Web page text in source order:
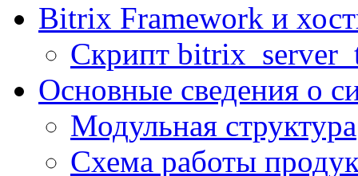
Bitrix Framework и
Скрипт
Основные сведения о
Модульная структура
Схема работы